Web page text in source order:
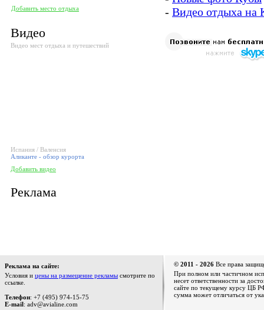
Добавить место отдыха
Видео
Видео мест отдыха и путешествий
Испания / Валенсия
Аликанте - обзор курорта
Добавить видео
Реклама
- Видео отдыха на
Реклама на сайте:
Условия и цены на размещение рекламы смотрите по
ссылке.
Телефон: +7 (495) 974-15-75
E-mail: adv@avialine.com
© 2011 - 2026 Все права
При полном или частичном
несет ответственности за
сайте по текущему курсу ЦБ
сумма может отличаться от